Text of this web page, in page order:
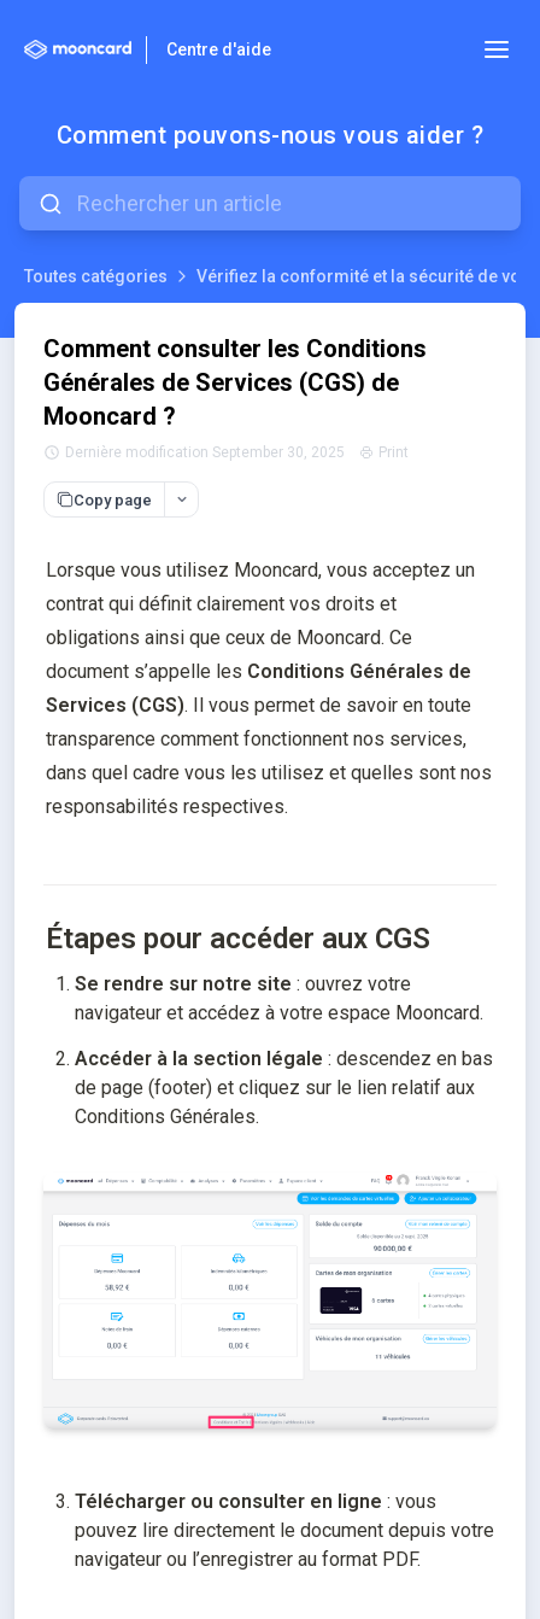
Centre d'aide
Comment pouvons-nous vous aider ?
Toutes catégories Vérifiez la conformité et la sécurité de
Comment consulter les Conditions
Générales de Services (CGS) de
Mooncard ?
Dernière modification September 30, 2025 Print
Copy page
Lorsque vous utilisez Mooncard, vous acceptez un
contrat qui définit clairement vos droits et
obligations ainsi que ceux de Mooncard. Ce
document s’appelle les Conditions Générales de
Services (CGS). Il vous permet de savoir en toute
transparence comment fonctionnent nos services,
dans quel cadre vous les utilisez et quelles sont nos
responsabilités respectives.
Étapes pour accéder aux CGS
Se rendre sur notre site : ouvrez votre
navigateur et accédez à votre espace Mooncard.
Accéder à la section légale : descendez en bas
de page (footer) et cliquez sur le lien relatif aux
Conditions Générales.
Télécharger ou consulter en ligne : vous
pouvez lire directement le document depuis votre
navigateur ou l’enregistrer au format PDF.